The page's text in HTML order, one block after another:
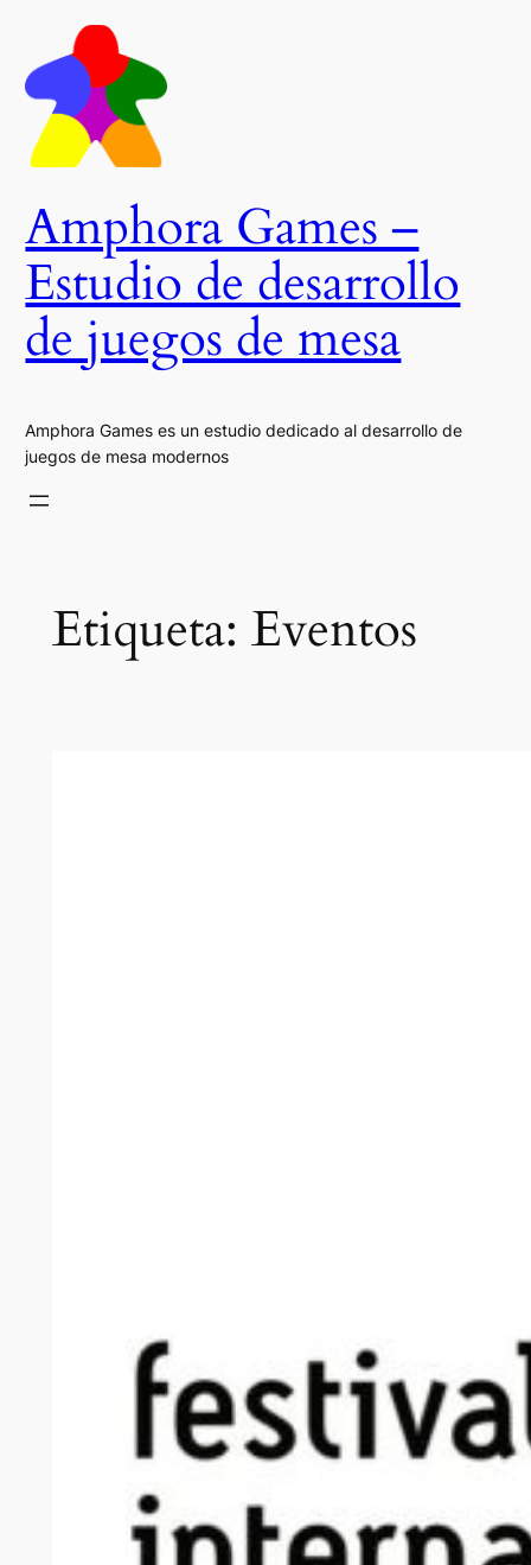
contenido
Amphora Games –
Estudio de desarrollo
de juegos de mesa
Amphora Games es un estudio dedicado al desarrollo de
juegos de mesa modernos
Etiqueta: Eventos